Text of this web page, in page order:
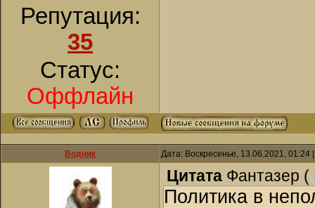
Репутация:
35
Статус:
Оффлайн
Водник Дата: Воскресенье, 13.06.2021,
Цитата Фантазер (
Политика в